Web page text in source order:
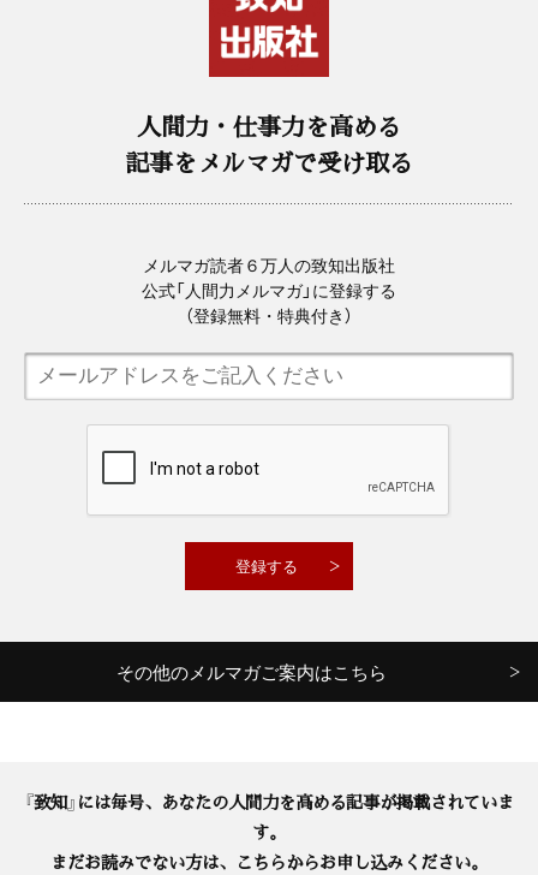
人間力・仕事力を高める
記事をメルマガで受け取る
メルマガ読者６万人の致知出版社
公式「人間力メルマガ」に登録する
（登録無料・特典付き）
その他のメルマガご案内はこちら
『致知』には毎号、あなたの人間力を高める記事が掲載されていま
す。
まだお読みでない方は、こちらからお申し込みください。